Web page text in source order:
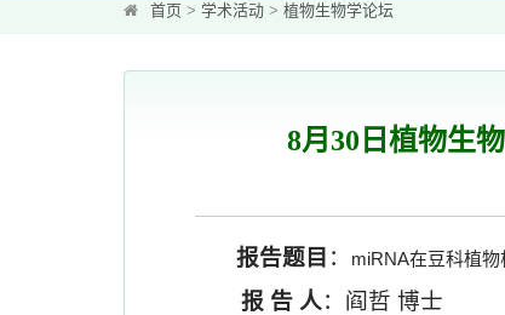
首页 > 学术活动 > 植物生物学论坛
8月30日植物生
报告题目 ： miRNA在豆科植
报 告 人：阎哲 博士